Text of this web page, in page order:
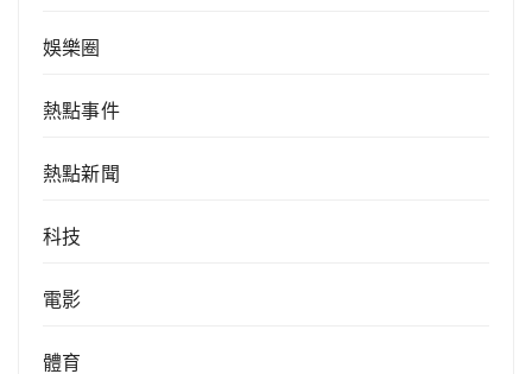
娛樂圈
熱點事件
熱點新聞
科技
電影
體育